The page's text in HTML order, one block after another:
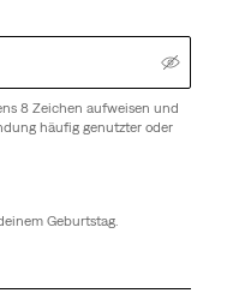
8 Zeichen aufweisen und
häufig genutzter oder
Geburtstag.